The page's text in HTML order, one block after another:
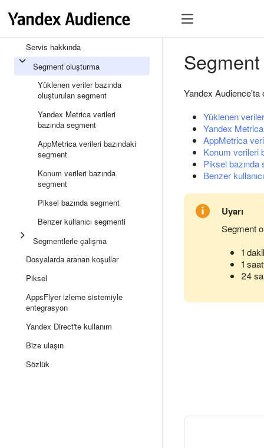
Servis hakkında
Segment oluşturma
Yüklenen veriler bazında
oluşturulan segment
Yandex Metrica verileri
bazında segment
AppMetrica verileri bazındaki
segment
Konum verileri bazında
segment
Piksel bazında segment
Benzer kullanıcı segmenti
Segmentlerle çalışma
Dosyalarda aranan koşullar
Piksel
AppsFlyer izleme sistemiyle
entegrasyon
Yandex Direct'te kullanım
Bize ulaşın
Sözlük
Yandex Audience'ta
Yüklenen
Yandex
AppMetrica
Konum verileri
Piksel bazında
Benzer
Uyarı
Segment
1
1
24